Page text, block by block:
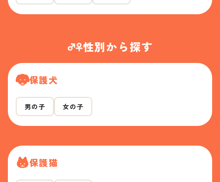
性別から探す
保護犬
男の子 女の子
保護猫